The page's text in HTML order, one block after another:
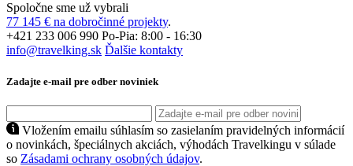
Spoločne sme už vybrali
77 145 € na dobročinné projekty.
+421 233 006 990 Po-Pia: 8:00 - 16:30
info@travelking.sk Ďalšie kontakty
Zadajte e-mail pre odber noviniek
Vložením emailu súhlasím so zasielaním pravidelných informácií
o novinkách, špeciálnych akciách, výhodách Travelkingu v súlade
so Zásadami ochrany osobných údajov.